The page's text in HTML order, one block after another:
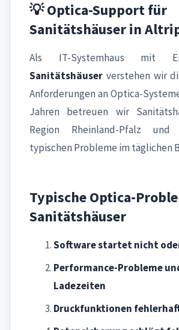
💡 Optica-Support für
Sanitätshäuser in
Als IT-Systemhaus mit
Sanitätshäuser verstehen wir
Anforderungen an Optica-
Jahren betreuen wir
Region Rheinland-Pfalz
typischen Probleme im täglichen
Typische Optica-
Sanitätshäuser
Software startet nicht
Performance-Probleme
Ladezeiten
Druckfunktionen